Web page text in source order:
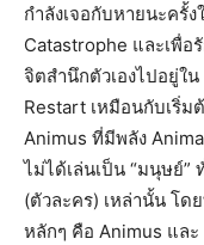
กำลังเจอกับหายนะครั้
Catastrophe และเพื่อ
จิตสำนึกตัวเองไปอยู่ใน
Restart เหมือนกับเริ่ม
Animus ที่มีพลัง
ไม่ได้เล่นเป็น “มนุษย์
(ตัวละคร) เหล่านั้น โด
หลักๆ คือ Animus แล